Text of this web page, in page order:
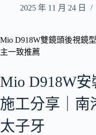
2025 年 11 月 24 日
Mio D918W雙鏡頭後視鏡
主一致推薦
Mio D918W安
施工分享｜南
太子牙